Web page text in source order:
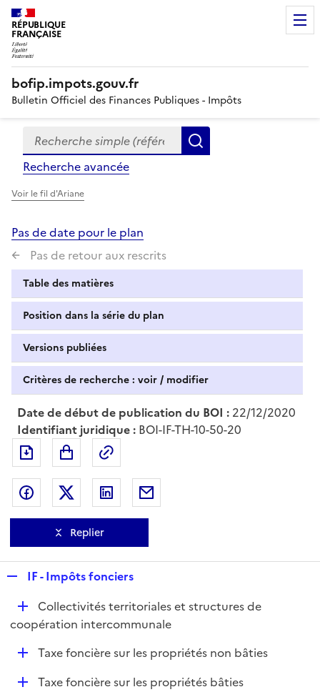
RÉPUBLIQUE
FRANÇAISE
bofip.impots.gouv.fr
Bulletin Officiel des Finances Publiques - Impôts
Formulaire
de
recherche
Recherche simple (références, mots clés, partie du
Recherche avancée
Voir le fil d'Ariane
Pas de date pour le plan
Pas de retour aux rescrits
Table des matières
Position dans la série du plan
Versions publiées
Critères de recherche : voir / modifier
Date de début de publication du BOI : 22/12/2020
Identifiant juridique : BOI-IF-TH-10-50-20
Exporter le document au format pdf
Partager sur Facebook
Partager sur Twitter
Partager sur LinkedIn
Replier
p
l
i
e
r
IF - Impôts fonciers
D
é
Collectivités territoriales et structures de
coopération intercommunale
DTaxe foncière sur les propriétés non bâties
DTaxe foncière sur les propriétés bâties